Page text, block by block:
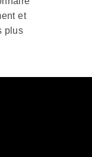
et
plus